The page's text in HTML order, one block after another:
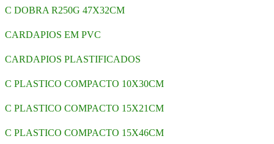
C DOBRA R250G 47X32CM
CARDAPIOS EM PVC
CARDAPIOS PLASTIFICADOS
C PLASTICO COMPACTO 10X30CM
C PLASTICO COMPACTO 15X21CM
C PLASTICO COMPACTO 15X46CM